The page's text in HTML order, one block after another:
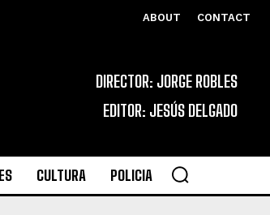
ABOUT CONTACT
DIRECTOR: JORGE ROBLES
EDITOR: JESÚS DELGADO
CULTURA POLICIA